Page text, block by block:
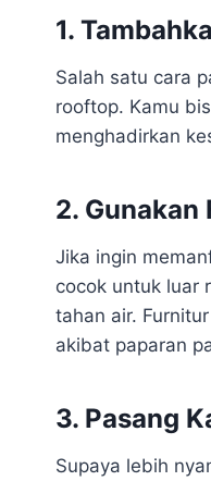
1.
Salah satu cara
rooftop. Kamu
menghadirkan
2.
Jika ingin
cocok untuk luar
tahan air.
akibat paparan
3. Pasang
Supaya lebih